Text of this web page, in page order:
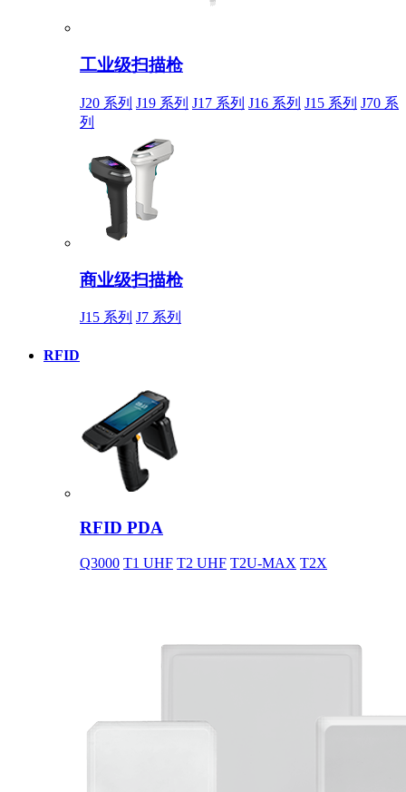
工业级扫描枪
J20 系列 J19 系列 J17 系列 J16 系列 J15 系列 J70 系
列
商业级扫描枪
J15 系列 J7 系列
RFID
RFID PDA
Q3000 T1 UHF T2 UHF T2U-MAX T2X